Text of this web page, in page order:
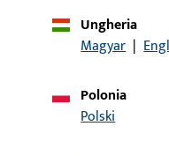
Ungheria
Magyar |
Polonia
Polski